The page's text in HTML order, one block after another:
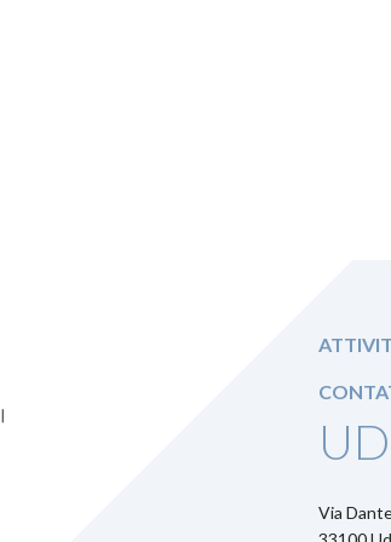
Via